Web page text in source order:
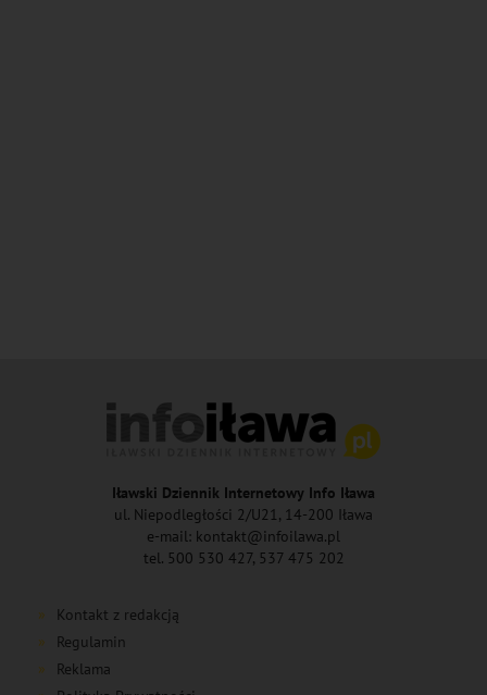
Iławski Dziennik Internetowy Info Iława
ul. Niepodległości 2/U21, 14-200 Iława
e-mail: kontakt@infoilawa.pl
tel. 500 530 427, 537 475 202
Kontakt z redakcją
Regulamin
Reklama